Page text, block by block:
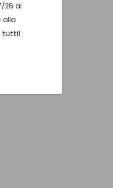
26 al
alla
tutti!